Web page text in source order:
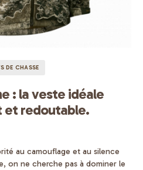
DE CHASSE
: la veste idéale
et redoutable.
au camouflage et au silence
on ne cherche pas à dominer le